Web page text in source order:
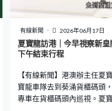
中國科學院、數碼港、科技
三個學年每年提供不少於5
鼓勵學校探討用人工智能提
設，教育局亦會與相關政府
全、合規使用人工智能，27/
導子女正確使用人工智能，
有線新聞 2026年06月17日
夏寶龍訪港｜今早視察新
下午結束行程
【有線新聞】港澳辦主任夏
寶龍車隊去到葵涌貨櫃碼頭
專車在貨櫃碼頭內巡視。夏